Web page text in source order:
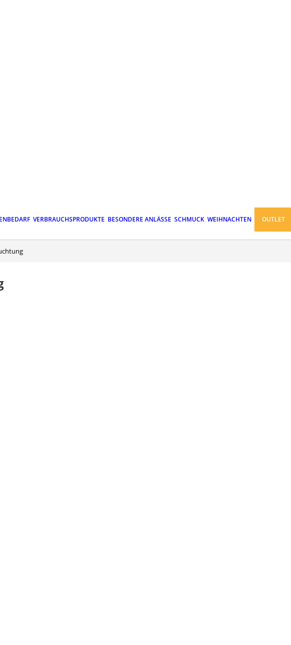
VERBRAUCHSPRODUKTE BESONDERE ANLÄSSE SCHMUCK WEIHNACHTEN OUTLET